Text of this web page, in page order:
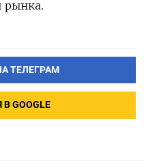
рынка.
ТЕЛЕГРАМ
GOOGLE